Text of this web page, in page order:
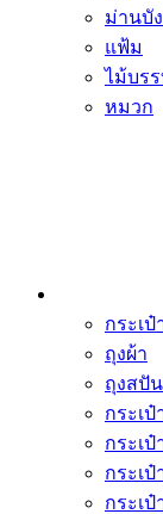
ม่านบั
แฟ้ม
ไม้บร
หมวก
กระเ
ถุงผ้า
ถุงสปั
กระเป๋
กระเ
กระเป๋
กระเป๋